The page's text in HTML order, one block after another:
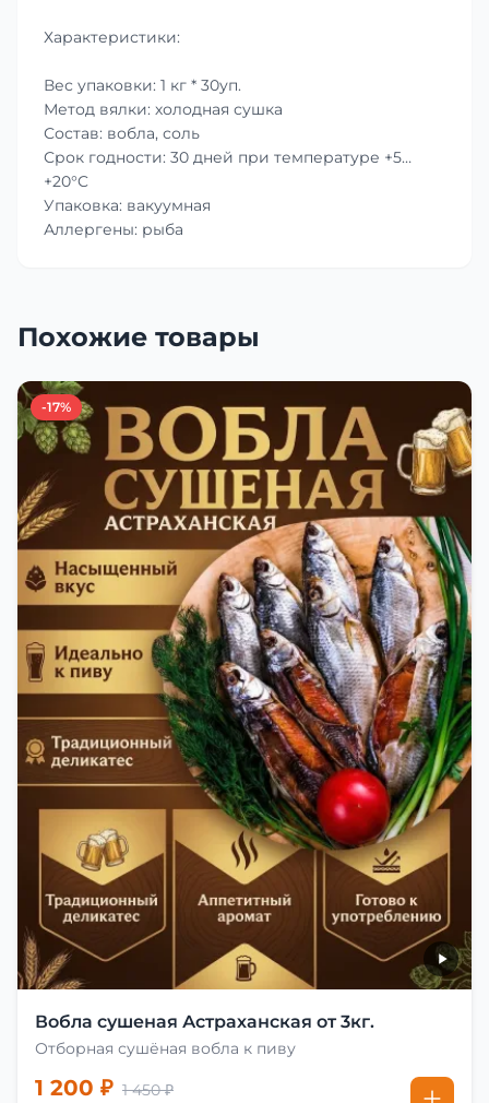
Характеристики:
Вес упаковки: 1 кг * 30уп.
Метод вялки: холодная сушка
Состав: вобла, соль
Срок годности: 30 дней при температуре +5…
+20°C
Упаковка: вакуумная
Аллергены: рыба
Похожие товары
-17%
Вобла сушеная Астраханская от 3кг.
Отборная сушёная вобла к пиву
1 200 ₽ 1 450 ₽